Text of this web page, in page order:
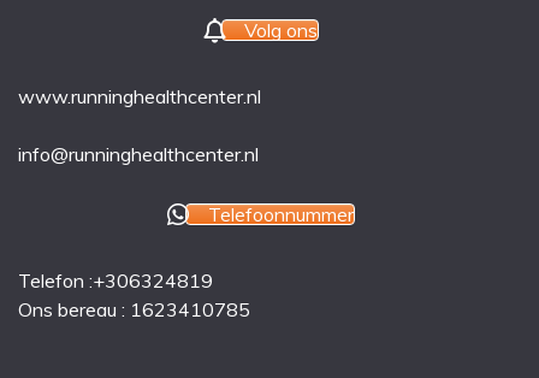
Volg ons
www.runninghealthcenter.nl
info@runninghealthcenter.nl
Telefoonnummer
Telefon :+306324819
Ons bereau : 1623410785